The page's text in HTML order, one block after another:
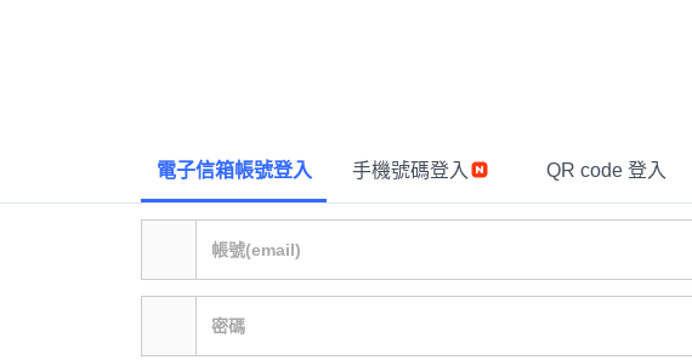
電子信箱帳號登入 手機號碼登入 QR code 登入